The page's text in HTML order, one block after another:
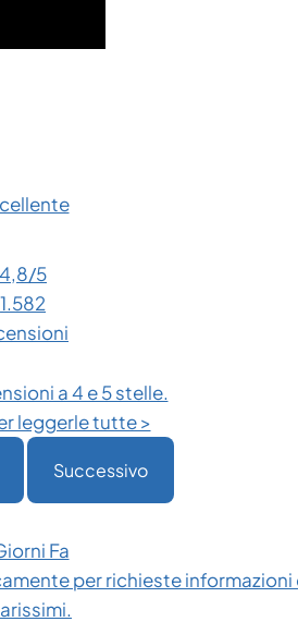
4,8/5
1.582
a 4 e 5 stelle.
leggerle tutte >
Successivo
Fa
per richieste